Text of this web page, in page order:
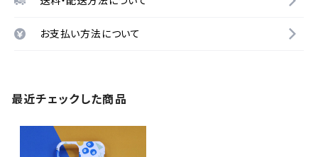
お支払い方法について
最近チェックした商品